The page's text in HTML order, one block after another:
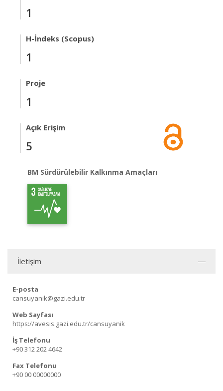
1
H-İndeks (Scopus)
1
Proje
1
Açık Erişim
5
BM Sürdürülebilir Kalkınma Amaçları
İletişim
E-posta
cansuyanik@gazi.edu.tr
Web Sayfası
https://avesis.gazi.edu.tr/cansuyanik
İş Telefonu
+90 312 202 4642
Fax Telefonu
+90 00 00000000